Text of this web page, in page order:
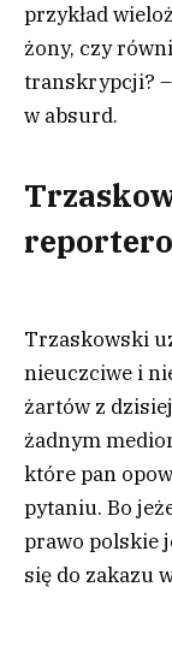
przykład
żony, czy
transkrypcji?
w absurd.
Trzaskowski
nieuczciwe i
żartów z
żadnym
które pan
pytaniu. Bo
prawo polskie
się do zakazu